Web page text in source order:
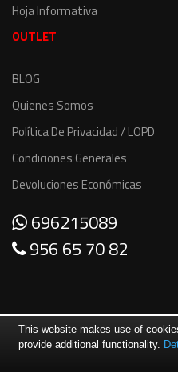
Hoja Informativa
OUTLET
BLOG
Quienes Somos
Política De Privacidad / LOPD
Condiciones Generales
Devoluciones Económicas
696215089
956 65 70 82
This website makes use of
provide additional functionality.